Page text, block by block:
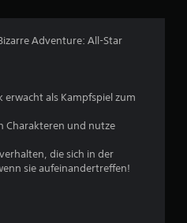
c
e
Adventure: All-Star
als Kampfspiel zum
Charakteren und nutze
die sich in der
sie aufeinandertreffen!